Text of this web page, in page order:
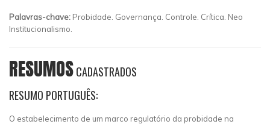
Palavras-chave: Probidade. Governança. Controle. Crítica. Neo
Institucionalismo.
RESUMOSCADASTRADOS
RESUMO PORTUGUÊS:
O estabelecimento de um marco regulatório da probidade na